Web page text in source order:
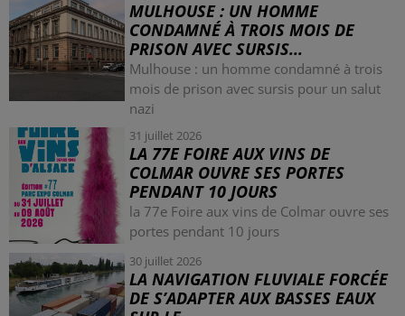
MULHOUSE : UN HOMME
CONDAMNÉ À TROIS MOIS DE
PRISON AVEC SURSIS...
Mulhouse : un homme condamné à trois
mois de prison avec sursis pour un salut
nazi
31 juillet 2026
LA 77E FOIRE AUX VINS DE
COLMAR OUVRE SES PORTES
PENDANT 10 JOURS
la 77e Foire aux vins de Colmar ouvre ses
portes pendant 10 jours
30 juillet 2026
LA NAVIGATION FLUVIALE FORCÉE
DE S’ADAPTER AUX BASSES EAUX